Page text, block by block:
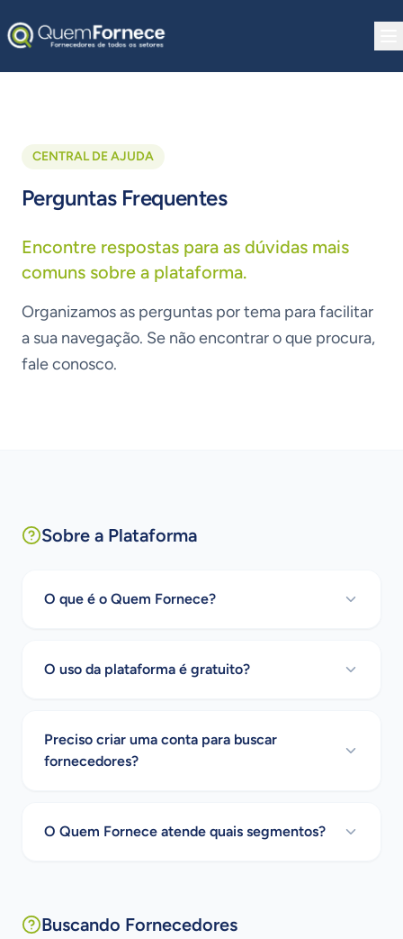
CENTRAL DE AJUDA
Perguntas Frequentes
Encontre respostas para as dúvidas mais
comuns sobre a plataforma.
Organizamos as perguntas por tema para facilitar
a sua navegação. Se não encontrar o que procura,
fale conosco.
Sobre a Plataforma
O que é o Quem Fornece?
O uso da plataforma é gratuito?
Preciso criar uma conta para buscar
fornecedores?
O Quem Fornece atende quais segmentos?
Buscando Fornecedores